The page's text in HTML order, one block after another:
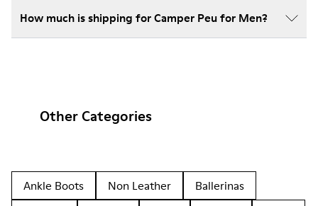
How much is shipping for Camper Peu for Men?
Other Categories
Ankle Boots Non Leather
Ballerinas